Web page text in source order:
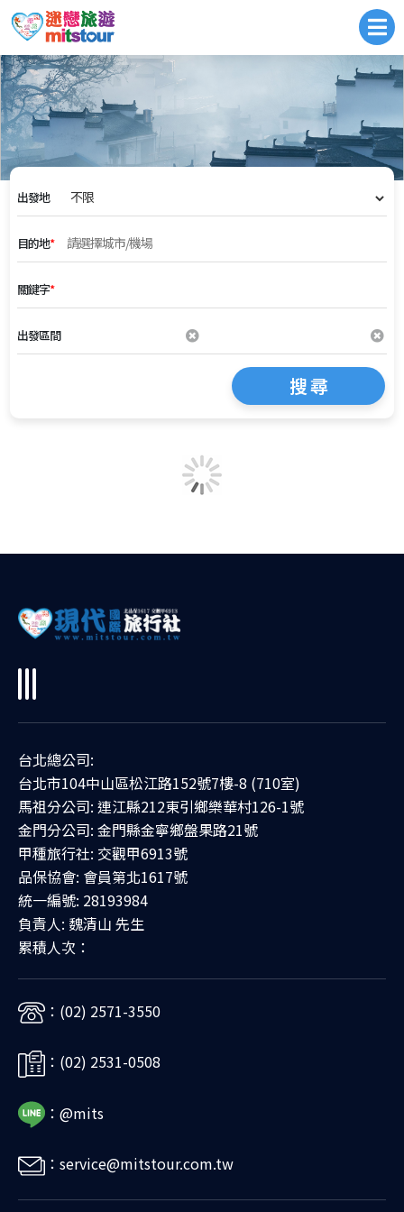
出發地
目的地*
關鍵字*
出發區間
搜 尋
台北總公司:
台北市104中山區松江路152號7樓-8 (710室)
馬祖分公司: 連江縣212東引鄉樂華村126-1號
金門分公司: 金門縣金寧鄉盤果路21號
甲種旅行社: 交觀甲6913號
品保協會: 會員第北1617號
統一編號: 28193984
負責人: 魏清山 先生
累積人次：
：(02) 2571-3550
：(02) 2531-0508
：@mits
：service@mitstour.com.tw